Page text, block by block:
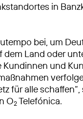
in
bei, um
dem Land oder
und
für alle
O2Telefónica.